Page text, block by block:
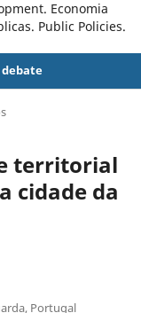
Economia
Public Policies.
debate
territorial
cidade da
Portugal